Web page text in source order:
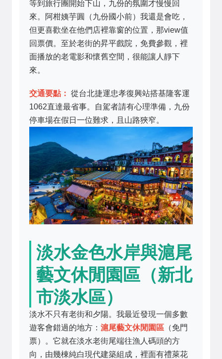
等到旅行團開始下山，九份的氛圍才慢慢回
來。阿柑姨芋圓（九份國小前）我還是會吃，
但更喜歡坐在他們店裡靠窗的位置，那view值
回票價。至於老街的昇平戲院，免費參觀，裡
面播放的老電影和懷舊空間，很能讓人靜下
來。
交通要點： 從台北捷運忠孝復興站搭基隆客運
1062直達最省事。自駕者請有心理準備，九份
停車場在假日一位難求，且山路狹窄。
淡水金色水岸與滬尾
藝文休閒園區（新北
市淡水區）
淡水不只有老街和夕陽。我最近發現一個多數
遊客會錯過的地方： 滬尾藝文休閒園區 （免門
票）。它就在淡水老街尾端往漁人碼頭的方
向，由幾棟純白現代建築組成，裡面有禮萊花